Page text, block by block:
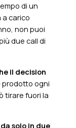
di un
a carico
non puoi
due call di
il decision
prodotto ogni
tirare fuori la
solo in due